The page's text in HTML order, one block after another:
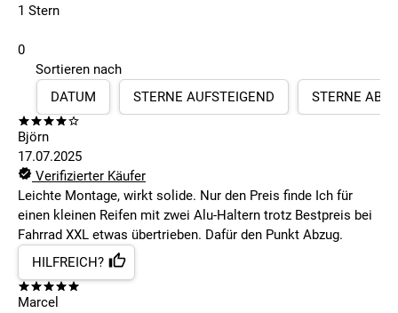
1 Stern
0
Sortieren nach
DATUM
STERNE AUFSTEIGEND STERNE
Björn
17.07.2025
Verifizierter Käufer
Leichte Montage, wirkt solide. Nur den Preis finde Ich für
einen kleinen Reifen mit zwei Alu-Haltern trotz Bestpreis bei
Fahrrad XXL etwas übertrieben. Dafür den Punkt Abzug.
HILFREICH?
Marcel